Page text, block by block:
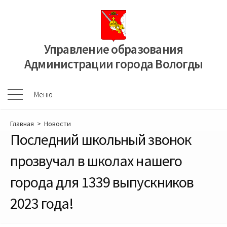
Управление образования
Администрации города Вологды
Меню
Меню
Главная > Новости
Последний школьный звонок
прозвучал в школах нашего
города для 1339 выпускников
2023 года!